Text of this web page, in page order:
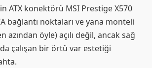
ATX konektörü MSI Prestige X570
bağlantı noktaları ve yana monteli
azından öyle) açılı değil, ancak sağ
çalışan bir örtü var estetiği